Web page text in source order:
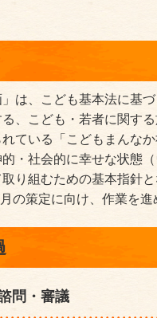
は、こども基本法に基
、こども・若者に関す
れている「こどもまんな
・社会的に幸せな状態
り組むための基本指針と
の策定に向け、作業を進
問・審議